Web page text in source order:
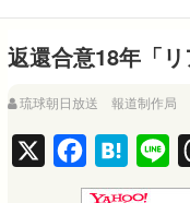
返還合意18年「リ
琉球朝日放送 報道制作局
a
H
a
i